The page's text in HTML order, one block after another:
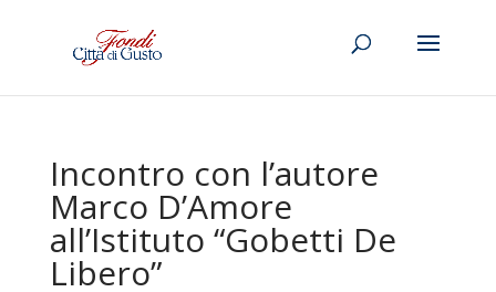
Incontro con l’autore
Marco D’Amore
all’Istituto “Gobetti De
Libero”